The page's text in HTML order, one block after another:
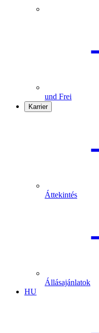
und Frei
Karrier
Áttekintés
Állásajánlatok
HU